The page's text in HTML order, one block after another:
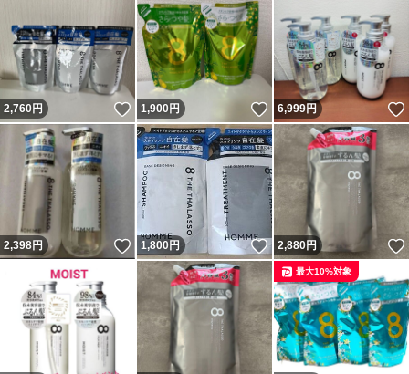
2,760円 いいね！
1,900円 いいね！
6,999円
2,398円 いいね！
1,800円 いいね！
2,880円
最大10%対象